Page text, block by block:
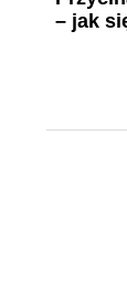
– jak